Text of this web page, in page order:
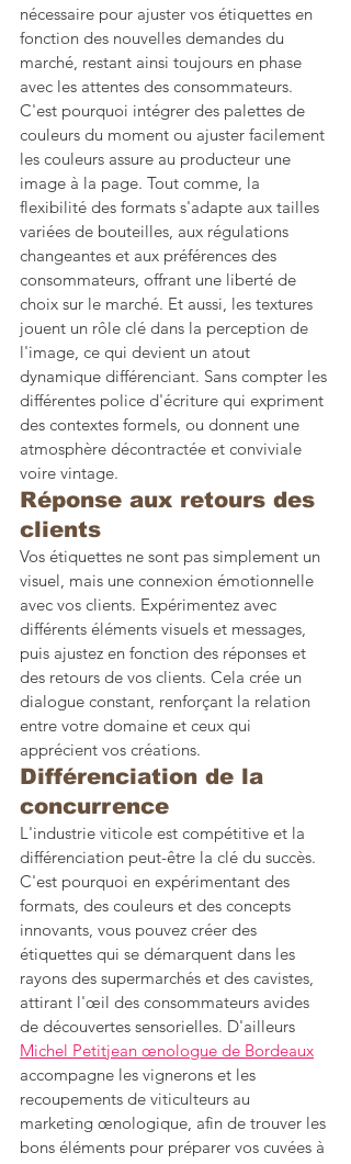
nécessaire pour ajuster vos étiquettes en
fonction des nouvelles demandes du
marché, restant ainsi toujours en phase
avec les attentes des consommateurs.
C'est pourquoi intégrer des palettes de
couleurs du moment ou ajuster facilement
les couleurs assure au producteur une
image à la page. Tout comme, la
flexibilité des formats s'adapte aux tailles
variées de bouteilles, aux régulations
changeantes et aux préférences des
consommateurs, offrant une liberté de
choix sur le marché. Et aussi, les textures
jouent un rôle clé dans la perception de
l'image, ce qui devient un atout
dynamique différenciant. Sans compter les
différentes police d'écriture qui expriment
des contextes formels, ou donnent une
atmosphère décontractée et conviviale
voire vintage.
Réponse aux retours des
clients
Vos étiquettes ne sont pas simplement un
visuel, mais une connexion émotionnelle
avec vos clients. Expérimentez avec
différents éléments visuels et messages,
puis ajustez en fonction des réponses et
des retours de vos clients. Cela crée un
dialogue constant, renforçant la relation
entre votre domaine et ceux qui
apprécient vos créations.
Différenciation de la
concurrence
L'industrie viticole est compétitive et la
différenciation peut-être la clé du succès.
C'est pourquoi en expérimentant des
formats, des couleurs et des concepts
innovants, vous pouvez créer des
étiquettes qui se démarquent dans les
rayons des supermarchés et des cavistes,
attirant l'œil des consommateurs avides
de découvertes sensorielles. D'ailleurs
Michel Petitjean œnologue de Bordeaux
accompagne les vignerons et les
recoupements de viticulteurs au
marketing œnologique, afin de trouver les
bons éléments pour préparer vos cuvées à